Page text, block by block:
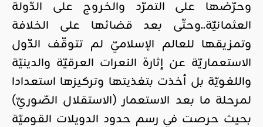
وحرّضها على التمرّد والخروج على الدّولة
العثمانيّة..وحتّى بعد قضائها على الخلافة
وتمزيقها للعالم الإسلاميّ لم تتوقّف الدّول
الاستعماريّة عن إثارة النعرات العرقيّة والدينيّة
واللغويّة بل أخذت بتغذيتها وتركيزها استعدادا
لمرحلة ما بعد الاستعمار (الاستقلال الصّوريّ)
بحيث حرصت في رسم حدود الدويلات القوميّة